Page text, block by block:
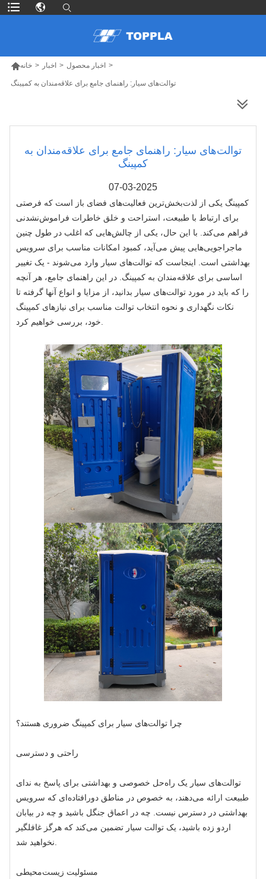
خانه > اخبار > اخبار محصول >
توالت‌های سیار: راهنمای جامع برای علاقه‌مندان به کمپینگ
توالت‌های سیار: راهنمای جامع برای علاقه‌مندان به
کمپینگ
07-03-2025
کمپینگ یکی از لذت‌بخش‌ترین فعالیت‌های فضای باز است که فرصتی
برای ارتباط با طبیعت، استراحت و خلق خاطرات فراموش‌نشدنی
فراهم می‌کند. با این حال، یکی از چالش‌هایی که اغلب در طول چنین
ماجراجویی‌هایی پیش می‌آید، کمبود امکانات مناسب برای سرویس
بهداشتی است. اینجاست که توالت‌های سیار وارد می‌شوند - یک تغییر
اساسی برای علاقه‌مندان به کمپینگ. در این راهنمای جامع، هر آنچه
را که باید در مورد توالت‌های سیار بدانید، از مزایا و انواع آنها گرفته تا
نکات نگهداری و نحوه انتخاب توالت مناسب برای نیازهای کمپینگ
چرا توالت‌های سیار برای کمپینگ ضروری هستند؟
راحتی و دسترسی
توالت‌های سیار یک راه‌حل خصوصی و بهداشتی برای پاسخ به ندای
طبیعت ارائه می‌دهند، به خصوص در مناطق دورافتاده‌ای که سرویس
بهداشتی در دسترس نیست. چه در اعماق جنگل باشید و چه در بیابان
اردو زده باشید، یک توالت سیار تضمین می‌کند که هرگز غافلگیر
مسئولیت زیست‌محیطی